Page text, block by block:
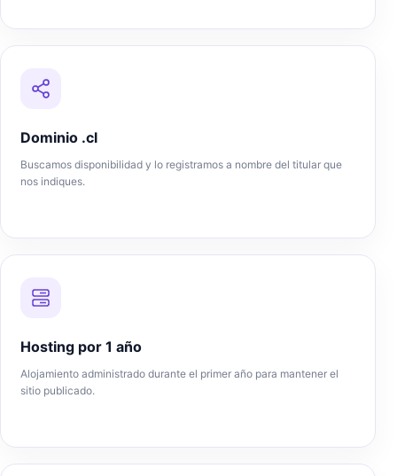
Dominio .cl
Buscamos disponibilidad y lo registramos a nombre del titular que
nos indiques.
Hosting por 1 año
Alojamiento administrado durante el primer año para mantener el
sitio publicado.